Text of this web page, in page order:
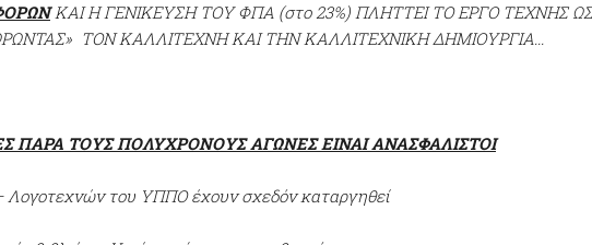
ΚΑΙ Η ΓΕΝΙΚΕΥΣΗ ΤΟΥ ΦΠΑ (στο 23%) ΠΛΗΤΤΕΙ ΤΟ ΕΡΓΟ ΤΕΧΝΗΣ
ΤΟΝ ΚΑΛΛΙΤΕΧΝΗ ΚΑΙ ΤΗΝ ΚΑΛΛΙΤΕΧΝΙΚΗ ΔΗΜΙΟΥΡΓΙΑ...
ΠΑΡΑ ΤΟΥΣ ΠΟΛΥΧΡΟΝΟΥΣ ΑΓΩΝΕΣ ΕΙΝΑΙ ΑΝΑΣΦΑΛΙΣΤΟΙ
Λογοτεχνών του ΥΠΠΟ έχουν σχεδόν καταργηθεί